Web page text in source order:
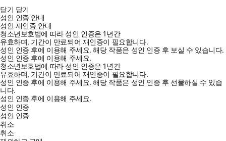
닫기 닫기
성인 인증 안내
성인 재인증 안내
청소년보호법에 따라 성인 인증은 1년간
유효하며, 기간이 만료되어 재인증이 필요합니다.
성인 인증 후에 이용해 주세요.해당 작품은 성인 인증 후 보실 수 있습니다.
성인 인증 후에 이용해 주세요.
청소년보호법에 따라 성인 인증은 1년간
유효하며, 기간이 만료되어 재인증이 필요합니다.
성인 인증 후에 이용해 주세요.해당 작품은 성인 인증 후 선물하실 수 있습
니다.
성인 인증 후에 이용해 주세요.
성인 인증
성인 인증
취소
취소